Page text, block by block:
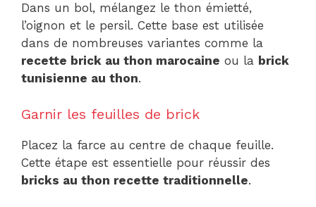
Dans un bol, mélangez le thon émietté,
l’oignon et le persil. Cette base est utilisée
dans de nombreuses variantes comme la
recette brick au thon marocaine ou la brick
tunisienne au thon.
Garnir les feuilles de brick
Placez la farce au centre de chaque feuille.
Cette étape est essentielle pour réussir des
bricks au thon recette traditionnelle.